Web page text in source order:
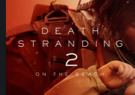
Stranding
On
the
Beach,
recensione